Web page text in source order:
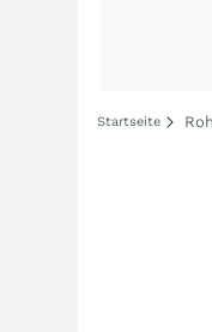
Startseite